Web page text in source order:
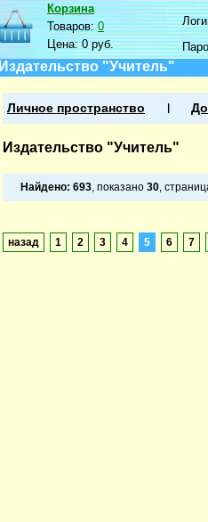
Корзина
Товаров:0
Цена:0 руб.
Издательство "Учитель"
Личное пространство
Издательство "Учитель"
Найдено: 693, показано 30,
назад 1 2 3 4 5 6 7